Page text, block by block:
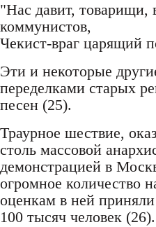
"Нас давит, товарищи,
коммунистов,
Чекист-враг царящий
Эти и некоторые
переделками старых
песен (25).
Траурное шествие,
столь массовой
демонстрацией в
огромное количество
оценкам в ней
100 тысяч человек (26).